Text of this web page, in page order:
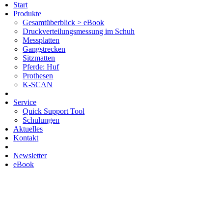
Start
Produkte
Gesamtüberblick > eBook
Druckverteilungsmessung im Schuh
Messplatten
Gangstrecken
Sitzmatten
Pferde: Huf
Prothesen
K-SCAN
Service
Quick Support Tool
Schulungen
Aktuelles
Kontakt
Newsletter
eBook